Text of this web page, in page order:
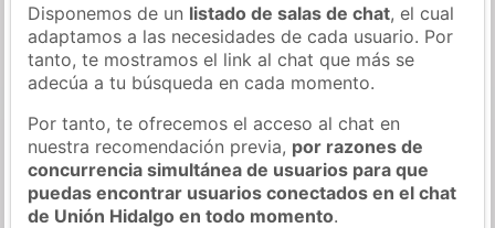
Disponemos de un listado de salas de chat, el cual
adaptamos a las necesidades de cada usuario. Por
tanto, te mostramos el link al chat que más se
adecúa a tu búsqueda en cada momento.
Por tanto, te ofrecemos el acceso al chat en
nuestra recomendación previa, por razones de
concurrencia simultánea de usuarios para que
puedas encontrar usuarios conectados en el chat
de Unión Hidalgo en todo momento.